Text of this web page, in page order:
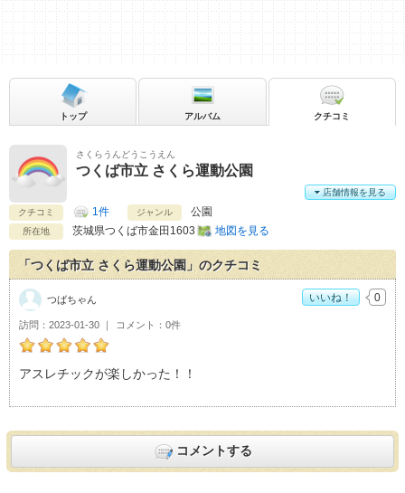
さくらうんどうこうえん
つくば市立 さくら運動公園
クチコミ 1件 ジャンル 公園
所在地 茨城県つくば市金田1603 地図を見る
店舗情報を見る
トップ アルバム クチコミ
「つくば市立 さくら運動公園」のクチコミ
つばちゃんのつくば市立 さくら運動公園おすすめ度：
アスレチックが楽しかった！！
訪問 2023-01-30 コメント 0件
つばちゃん いいね！ 0
コメントする